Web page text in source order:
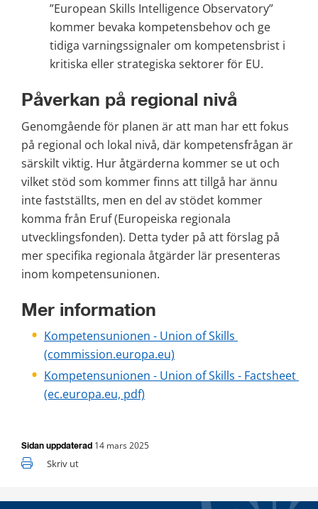
”European Skills Intelligence Observatory”
kommer bevaka kompetensbehov och ge
tidiga varningssignaler om kompetensbrist i
kritiska eller strategiska sektorer för EU.
Påverkan på regional nivå
Genomgående för planen är att man har ett fokus
på regional och lokal nivå, där kompetensfrågan är
särskilt viktig. Hur åtgärderna kommer se ut och
vilket stöd som kommer finns att tillgå har ännu
inte fastställts, men en del av stödet kommer
komma från Eruf (Europeiska regionala
utvecklingsfonden). Detta tyder på att förslag på
mer specifika regionala åtgärder lär presenteras
inom kompetensunionen.
Mer information
Kompetensunionen - Union of Skills
(commission.europa.eu)
Kompetensunionen - Union of Skills - Factsheet
(ec.europa.eu, pdf)
Sidan uppdaterad 14 mars 2025
Skriv ut